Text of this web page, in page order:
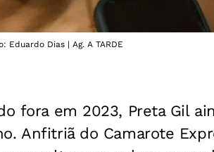
Eduardo Dias | Ag. A TARDE
fora em 2023, Preta Gil
Anfitriã do Camarote